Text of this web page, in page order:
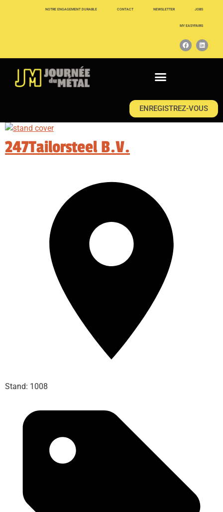
NOTRE ENGAGEMENT DURABLE CONTACT NEWSLETTER JOBS
MY EASYFAIRS
ENREGISTREZ-VOUS
247Tailorsteel B.V.
Stand: 1008